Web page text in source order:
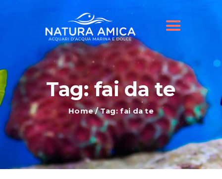
Tag: fai da te
Home Tag: fai da te
IL NOSTRO NEGOZIO
OFFERTE ACQUARI
SHOP ONLINE
BLOG